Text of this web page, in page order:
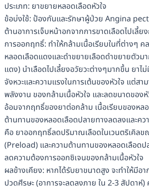
ประเภท: ยาขยายหลอดเลือดหัวใจ
ข้อบ่งใช้: ป้องกันและรักษาผู้ป่วย Angina
ต้านอาการเจ็บหน้าอกจากการขาดเลือดไปเลี้ย
การออกฤทธิ์: ทําให้กล้ามเนื้อเรียบในที่ต่างๆ ค
หลอดเลือดแดงและดําขยายเลือดดําขยายตัวม
แดง) นําเลือดไปเลี้ยงอวัยวะต่างๆมากขึ้น ยาไ
จังหวะและความแรงในการเต้นของหัวใจ แต่สา
พลังงาน ของกล้ามเนื้อหัวใจ และลดขนาดของ
อ้อมจากฤทธิ์ของยาต่อกล้าม เนื้อเรียบของหล
ต้านทานของหลอดเลือดปลายทางลดลงและค
คือ ยาออกฤทธิ์ลดปริมาณเลือดในเวนตริเคิลข
(Preload) และความต้านทานของหลอดเลือดป
ลดความต้องการออกซิเจนของกล้ามเนื้อหัวใจ
ผลข้างเคียง: หากได้รับยาขนาดสูง จะทําให้มีอา
ปวดศีรษะ (อาการจะลดลงภาย ใน 2-3 สัปดาห์)